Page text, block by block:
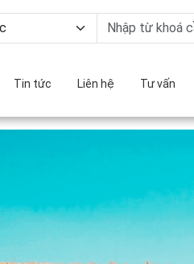
Tin tức Liên hệ Tư vấn